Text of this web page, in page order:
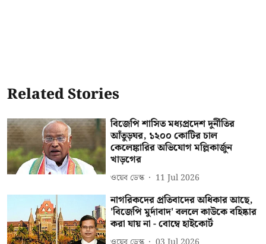
Related Stories
বিজেপি শাসিত মধ্যপ্রদেশ দুর্নীতির
আঁতুড়ঘর, ১২০০ কোটির চাল
কেলেঙ্কারির অভিযোগ মল্লিকার্জুন
খাড়গের
ওয়েব ডেস্ক 11 Jul 2026
নাগরিকদের প্রতিবাদের অধিকার আছে,
'বিজেপি মুর্দাবাদ' বললে কাউকে বহিষ্কার
করা যায় না - বোম্বে হাইকোর্ট